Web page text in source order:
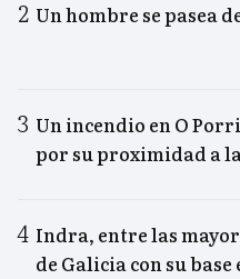
Un hombre se pasea
Un incendio en O
por su proximidad a
Indra, entre las
de Galicia con su base